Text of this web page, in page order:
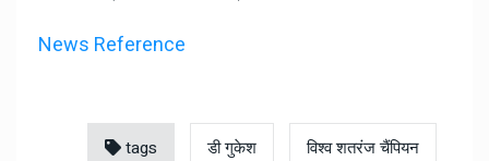
News Reference
tags डी गुकेश विश्व शतरंज चैंपियन